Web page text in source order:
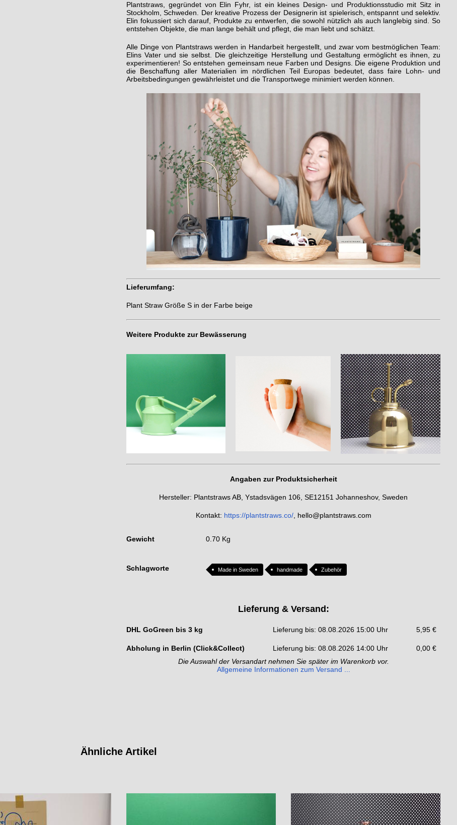
Plantstraws, gegründet von Elin Fyhr, ist ein kleines Design- und Produktionsstudio mit Sitz in
Stockholm, Schweden. Der kreative Prozess der Designerin ist spielerisch, entspannt und selektiv.
Elin fokussiert sich darauf, Produkte zu entwerfen, die sowohl nützlich als auch langlebig sind. So
entstehen Objekte, die man lange behält und pflegt, die man liebt und schätzt.
Alle Dinge von Plantstraws werden in Handarbeit hergestellt, und zwar vom bestmöglichen Team:
Elins Vater und sie selbst. Die gleichzeitige Herstellung und Gestaltung ermöglicht es ihnen, zu
experimentieren! So entstehen gemeinsam neue Farben und Designs. Die eigene Produktion und
die Beschaffung aller Materialien im nördlichen Teil Europas bedeutet, dass faire Lohn- und
Arbeitsbedingungen gewährleistet und die Transportwege minimiert werden können.
Lieferumfang:
Plant Straw Größe S in der Farbe beige
Weitere Produkte zur Bewässerung
Angaben zur Produktsicherheit
Hersteller: Plantstraws AB, Ystadsvägen 106, SE12151 Johanneshov, Sweden
Kontakt: https://plantstraws.co/, hello@plantstraws.com
Gewicht 0.70 Kg
Schlagworte Made in Sweden handmade Zubehör
Lieferung & Versand:
DHL GoGreen bis 3 kg Lieferung bis: 08.08.2026 15:00 Uhr 5,95 €
Abholung in Berlin (Click&Collect) Lieferung bis: 08.08.2026 14:00 Uhr
0,00 €
Die Auswahl der Versandart nehmen Sie später im Warenkorb vor.
Allgemeine Informationen zum Versand ...
Ähnliche Artikel